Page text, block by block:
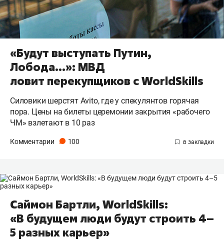
«Будут выступать Путин,
Лобода…»: МВД
ловит перекупщиков с WorldSkills
Силовики шерстят Avito, где у спекулянтов горячая
пора. Цены на билеты церемонии закрытия «рабочего
ЧМ» взлетают в 10 раз
Комментарии 100
Саймон Бартли, WorldSkills:
«В будущем люди будут строить 4–
5 разных карьер»